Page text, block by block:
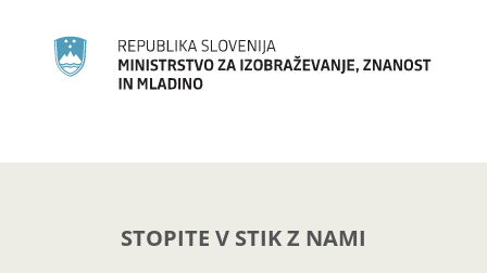
STOPITE V STIK Z NAMI